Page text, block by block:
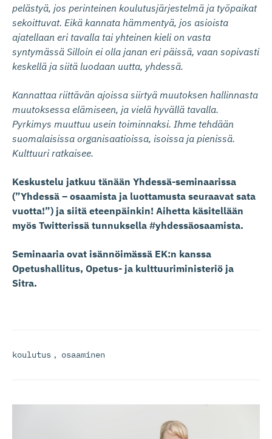
pelästyä, jos perinteinen koulutusjärjestelmä ja työpaikat
sekoittuvat. Eikä kannata hämmentyä, jos asioista
ajatellaan eri tavalla tai yhteinen kieli on vasta
syntymässä Silloin ei olla janan eri päissä, vaan sopivasti
keskellä ja siitä luodaan uutta, yhdessä.
Kannattaa riittävän ajoissa siirtyä muutoksen hallinnasta
muutoksessa elämiseen, ja vielä hyvällä tavalla.
Pyrkimys muuttuu usein toiminnaksi. Ihme tehdään
suomalaisissa organisaatioissa, isoissa ja pienissä.
Kulttuuri ratkaisee.
Keskustelu jatkuu tänään Yhdessä-seminaarissa
(”Yhdessä – osaamista ja luottamusta seuraavat sata
vuotta!”) ja siitä eteenpäinkin! Aihetta käsitellään
myös Twitterissä tunnuksella #yhdessäosaamista.
Seminaaria ovat isännöimässä EK:n kanssa
Opetushallitus, Opetus- ja kulttuuriministeriö ja
Sitra.
koulutus , osaaminen